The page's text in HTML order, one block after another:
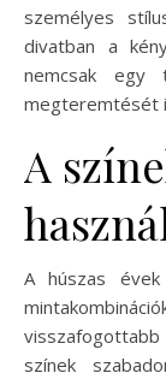
személyes
divatban a
nemcsak
megteremtését
A
A húszas
színek